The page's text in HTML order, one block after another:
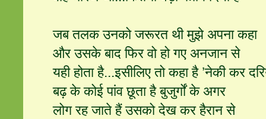
जब तलक उनको जरूरत थी मुझे अपना कहा
और उसके बाद फिर वो हो गए अनजान से
यही होता है...इसीलिए तो कहा है ’नेकी कर
बढ़ के कोई पांव छूता है बुजुर्गों के अगर
लोग रह जाते हैं उसको देख कर हैरान से